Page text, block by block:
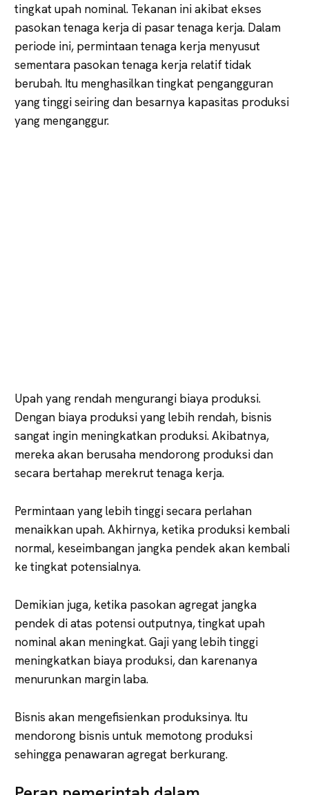
tingkat upah nominal. Tekanan ini akibat ekses
pasokan tenaga kerja di pasar tenaga kerja. Dalam
periode ini, permintaan tenaga kerja menyusut
sementara pasokan tenaga kerja relatif tidak
berubah. Itu menghasilkan tingkat pengangguran
yang tinggi seiring dan besarnya kapasitas produksi
yang menganggur.
Upah yang rendah mengurangi biaya produksi.
Dengan biaya produksi yang lebih rendah, bisnis
sangat ingin meningkatkan produksi. Akibatnya,
mereka akan berusaha mendorong produksi dan
secara bertahap merekrut tenaga kerja.
Permintaan yang lebih tinggi secara perlahan
menaikkan upah. Akhirnya, ketika produksi kembali
normal, keseimbangan jangka pendek akan kembali
ke tingkat potensialnya.
Demikian juga, ketika pasokan agregat jangka
pendek di atas potensi outputnya, tingkat upah
nominal akan meningkat. Gaji yang lebih tinggi
meningkatkan biaya produksi, dan karenanya
menurunkan margin laba.
Bisnis akan mengefisienkan produksinya. Itu
mendorong bisnis untuk memotong produksi
sehingga penawaran agregat berkurang.